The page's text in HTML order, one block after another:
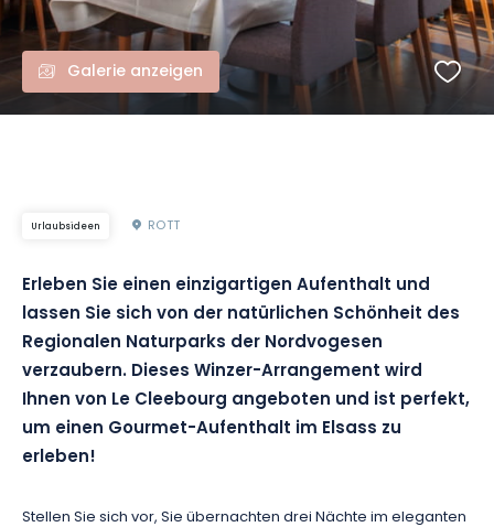
Galerie anzeigen
Urlaubsideen ROTT
Erleben Sie einen einzigartigen Aufenthalt und
lassen Sie sich von der natürlichen Schönheit des
Regionalen Naturparks der Nordvogesen
verzaubern. Dieses Winzer-Arrangement wird
Ihnen von Le Cleebourg angeboten und ist perfekt,
um einen Gourmet-Aufenthalt im Elsass zu
erleben!
Stellen Sie sich vor, Sie übernachten drei Nächte im eleganten